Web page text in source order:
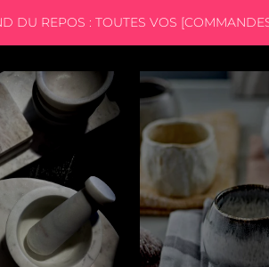
DU REPOS : TOUTES VOS